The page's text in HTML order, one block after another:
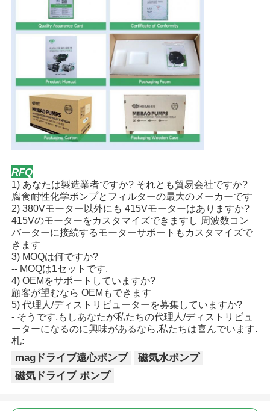
RFQ
1) あなたは製造業者ですか? それとも貿易会社ですか?
腐食耐性化学ポンプとフィルターの最大のメーカーです
2) 380Vモーター以外にも 415Vモーターはありますか?
415Vのモーターをカスタマイズできますし 周波数コン
バーターに接続するモーターサポートもカスタマイズで
きます
3) MOQは何ですか?
-- MOQは1セットです.
4) OEMをサポートしていますか?
顧客が望むなら OEMもできます
5) 代理人/ディストリビューターを募集していますか?
- そうです,もしあなたが私たちの代理人/ディストリビュ
ーターになるのに興味があるなら,私たちは喜んでいます.
札:
magドライブ遠心ポンプ
磁気水ポンプ
磁気ドライブ ポンプ